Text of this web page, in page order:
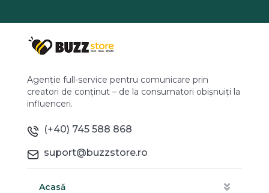
Agenție full-service pentru comunicare prin
creatori de conținut – de la consumatori obișnuiți la
influenceri.
(+40) 745 588 868
suport@buzzstore.ro
Acasă